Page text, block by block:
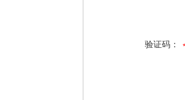
验证码：